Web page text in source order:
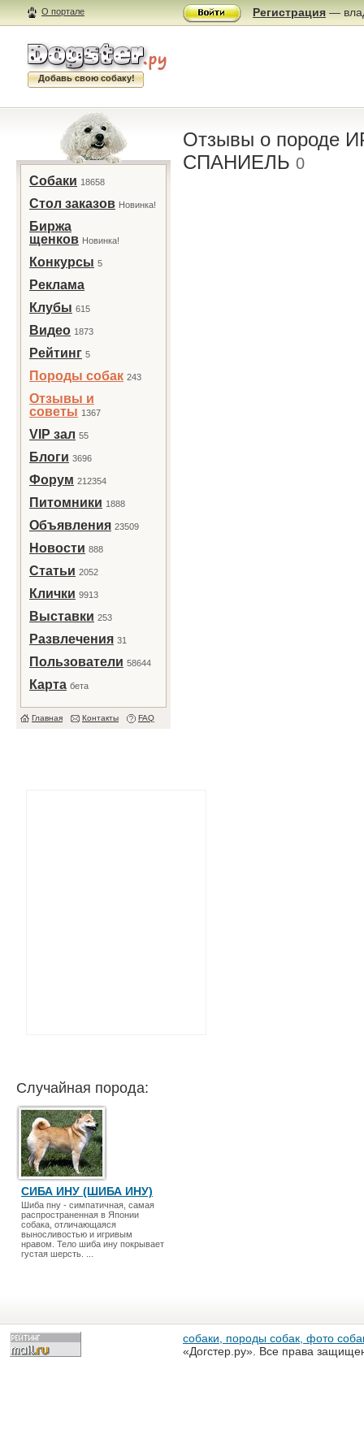
О портале Регистрация —
Добавь свою собаку!
Собаки 18658
Стол заказов Новинка!
Биржа
щенков Новинка!
Конкурсы 5
Реклама
Клубы 615
Видео 1873
Рейтинг 5
Породы собак 243
Отзывы и
советы 1367
VIP зал 55
Блоги 3696
Форум 212354
Питомники 1888
Объявления 23509
Новости 888
Статьи 2052
Клички 9913
Выставки 253
Развлечения 31
Пользователи 58644
Карта бета
Главная Контакты FAQ
Случайная порода:
СИБА ИНУ (ШИБА ИНУ)
Шиба пну - симпатичная, самая
распространенная в Японии
собака, отличающаяся
выносливостью и игривым
нравом. Тело шиба ину покрывает
густая шерсть. ...
Отзывы о
СПАНИЕЛЬ 0
собаки, породы собак, фото
«Догстер.ру». Все права